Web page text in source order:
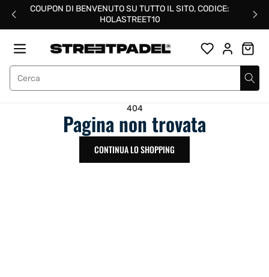
COUPON DI BENVENUTO SU TUTTO IL SITO, CODICE:
HOLASTREET10
Street Padel
404
Pagina non trovata
CONTINUA LO SHOPPING